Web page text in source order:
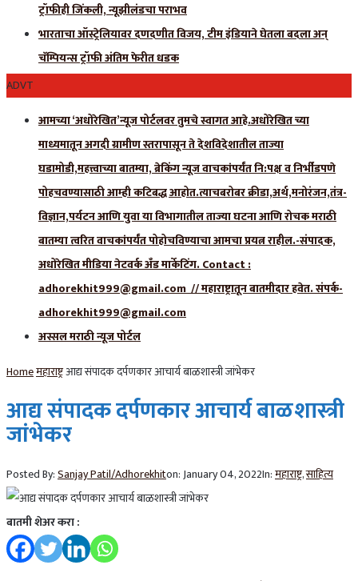
ट्रॉफीही जिंकली, न्यूझीलंडचा पराभव
भारताचा ऑस्ट्रेलियावर दणदणीत विजय, टीम इंडियाने घेतला बदला अन्
चॅम्पियन्स ट्रॉफी अंतिम फेरीत धडक
ADVT
आमच्या ‘अधोरेखित’न्यूज पोर्टलवर तुमचे स्वागत आहे.अधोरेखित च्या
माध्यमातून अगदी ग्रामीण स्तरापासून ते देशविदेशातील ताज्या
घडामोडी,महत्त्वाच्या बातम्या, ब्रेकिंग न्यूज वाचकांपर्यंत नि:पक्ष व निर्भीडपणे
पोहचवण्यासाठी आम्ही कटिबद्ध आहोत.त्याचबरोबर क्रीडा,अर्थ,मनोरंजन,तंत्र-
विज्ञान,पर्यटन आणि युवा या विभागातील ताज्या घटना आणि रोचक मराठी
बातम्या त्वरित वाचकांपर्यंत पोहोचविण्याचा आमचा प्रयत्न राहील.-संपादक,
अधोरेखित मीडिया नेटवर्क अँड मार्केटिंग. Contact :
adhorekhit999@gmail.com // महाराष्ट्रातून बातमीदार हवेत. संपर्क-
adhorekhit999@gmail.com
अस्सल मराठी न्यूज पोर्टल
Homeमहाराष्ट्रआद्य संपादक दर्पणकार आचार्य बाळशास्त्री जांभेकर
आद्य संपादक दर्पणकार आचार्य बाळशास्त्री
जांभेकर
Posted By:Sanjay Patil/Adhorekhiton: January 04, 2022In:महाराष्ट्र,साहित्य
बातमी शेअर करा :